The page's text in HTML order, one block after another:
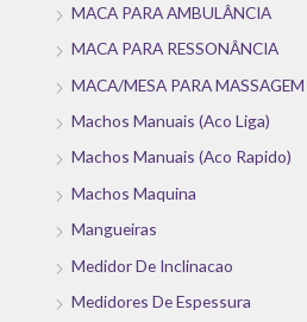
MACA PARA AMBULÂNCIA
MACA PARA RESSONÂNCIA
MACA/MESA PARA MASSAGEM
Machos Manuais (Aco Liga)
Machos Manuais (Aco Rapido)
Machos Maquina
Mangueiras
Medidor De Inclinacao
Medidores De Espessura